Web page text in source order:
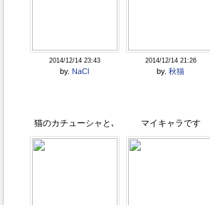
2014/12/14 23:43
by. NaCl
2014/12/14 21:26
by. 秋猫
猫のカチューシャと､
耳の中の二人の人
マイキャラです